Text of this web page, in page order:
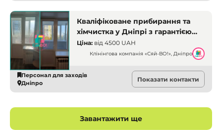
Кваліфіковане прибирання та
хімчистка у Дніпрі з гарантією
якості від «Сяй-ВО!»
Ціна: від 4500 UAH
Клінінгова компанія «Сяй-ВО!», Дніпро
Персонал для заходів
Дніпро
Показати контакти
Завантажити ще